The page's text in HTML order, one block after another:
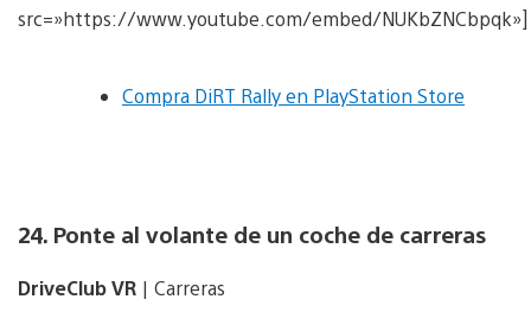
src=»https://www.youtube.com/embed/NUKbZNCbpqk»]
Compra DiRT Rally en PlayStation Store
24. Ponte al volante de un coche de carreras
DriveClub VR | Carreras